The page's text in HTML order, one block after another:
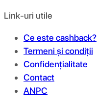
Link-uri utile
Ce este cashback?
Termeni și condiții
Confidențialitate
Contact
ANPC